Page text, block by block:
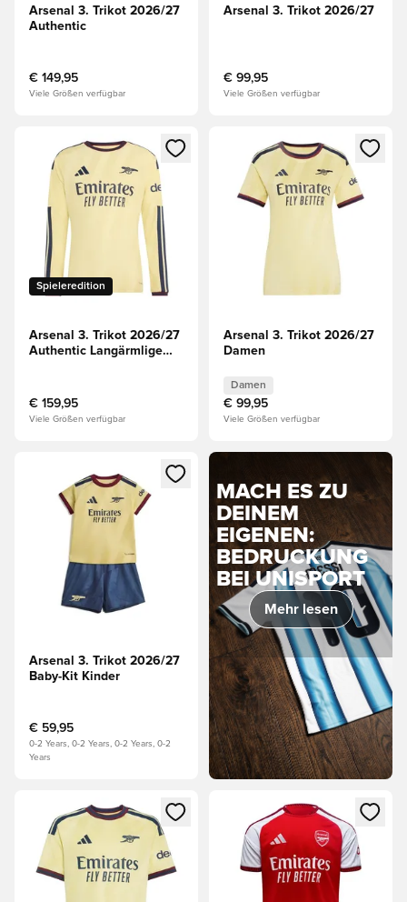
Arsenal 3. Trikot 2026/27
Authentic
€ 149,95
Viele Größen verfügbar
Arsenal 3. Trikot 2026/27
€ 99,95
Viele Größen verfügbar
Öffnet ein Fenster zum Anmelden oder Registrieren als
Spieleredition
Arsenal 3. Trikot 2026/27
Authentic Langärmlige
€ 159,95
Viele Größen verfügbar
Öffnet ein Fenster zum
Arsenal 3. Trikot 2026/27
Damen
Damen
€ 99,95
Viele Größen verfügbar
Öffnet ein Fenster zum Anmelden oder Registrieren als
Arsenal 3. Trikot 2026/27
Baby-Kit Kinder
€ 59,95
0-2 Years, 0-2 Years, 0-2 Years, 0-2
Years
MACH ES ZU
DEINEM
EIGENEN:
BEDRUCKUNG
BEI UNISPORT
Mehr lesen
Öffnet ein Fenster zum Anmelden oder Registrieren als
Öffnet ein Fenster zum